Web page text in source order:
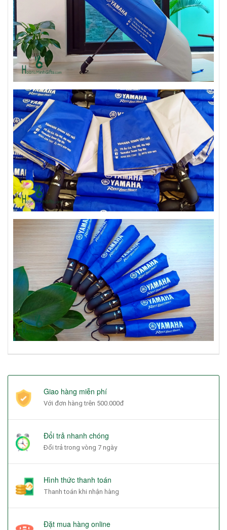
Giao hàng miễn phí
Với đơn hàng trên 500.000đ
Đổi trả nhanh chóng
Đổi trả trong vòng 7 ngày
Hình thức thanh toán
Thanh toán khi nhận hàng
Đặt mua hàng online